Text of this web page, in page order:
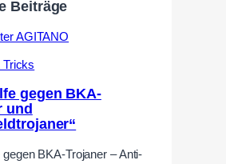
Beiträge
Tricks
gegen BKA-
und
gegen BKA-Trojaner – Anti-